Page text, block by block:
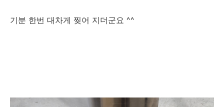
기분 한번 대차게 찢어 지더군요 ^^